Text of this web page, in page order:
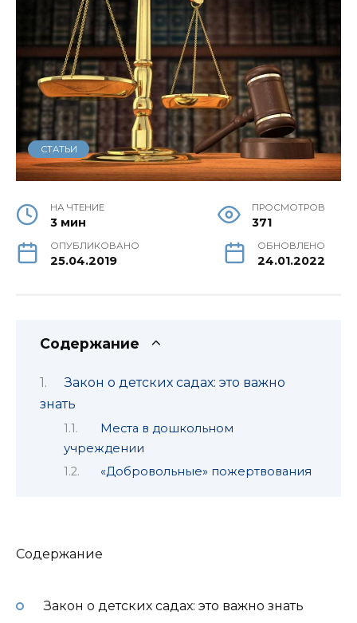
СТАТЬИ
НА ЧТЕНИЕ
3 мин
ПРОСМОТРОВ
371
ОПУБЛИКОВАНО
25.04.2019
ОБНОВЛЕНО
24.01.2022
Содержание
Закон о детских садах: это важно
знать
Места в дошкольном
учреждении
«Добровольные» пожертвования
Содержание
Закон о детских садах: это важно знать